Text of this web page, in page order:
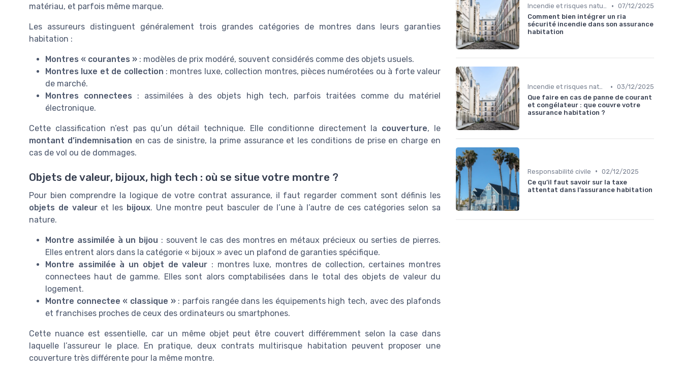
matériau, et parfois même marque.
Les assureurs distinguent généralement trois grandes catégories de montres dans leurs garanties
habitation :
Montres « courantes » : modèles de prix modéré, souvent considérés comme des objets usuels.
Montres luxe et de collection : montres luxe, collection montres, pièces numérotées ou à forte valeur
de marché.
Montres connectees : assimilées à des objets high tech, parfois traitées comme du matériel
électronique.
Cette classification n’est pas qu’un détail technique. Elle conditionne directement la couverture, le
montant d’indemnisation en cas de sinistre, la prime assurance et les conditions de prise en charge en
cas de vol ou de dommages.
Objets de valeur, bijoux, high tech : où se situe votre montre ?
Pour bien comprendre la logique de votre contrat assurance, il faut regarder comment sont définis les
objets de valeuret les bijoux. Une montre peut basculer de l’une à l’autre de ces catégories selon sa
nature.
Montre assimilée à un bijou : souvent le cas des montres en métaux précieux ou serties de pierres.
Elles entrent alors dans la catégorie « bijoux » avec un plafond de garanties spécifique.
Montre assimilée à un objet de valeur : montres luxe, montres de collection, certaines montres
connectees haut de gamme. Elles sont alors comptabilisées dans le total des objets de valeur du
logement.
Montre connectee « classique »: parfois rangée dans les équipements high tech, avec des plafonds
et franchises proches de ceux des ordinateurs ou smartphones.
Cette nuance est essentielle, car un même objet peut être couvert différemment selon la case dans
laquelle l’assureur le place. En pratique, deux contrats multirisque habitation peuvent proposer une
couverture très différente pour la même montre.
Incendie et risques naturels • 07/12/2025
Comment bien intégrer un ria
sécurité incendie dans son assurance
habitation
Incendie et risques naturels • 03/12/2025
Que faire en cas de panne de courant
et congélateur : que couvre votre
assurance habitation ?
Responsabilité civile • 02/12/2025
Ce qu’il faut savoir sur la taxe
attentat dans l’assurance habitation